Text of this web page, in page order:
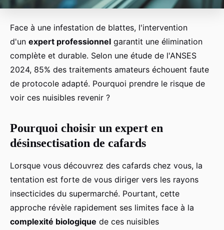
Face à une infestation de blattes, l'intervention
d'un expert professionnel garantit une élimination
complète et durable. Selon une étude de l'ANSES
2024, 85% des traitements amateurs échouent faute
de protocole adapté. Pourquoi prendre le risque de
voir ces nuisibles revenir ?
Pourquoi choisir un expert en
désinsectisation de cafards
Lorsque vous découvrez des cafards chez vous, la
tentation est forte de vous diriger vers les rayons
insecticides du supermarché. Pourtant, cette
approche révèle rapidement ses limites face à la
complexité biologique de ces nuisibles